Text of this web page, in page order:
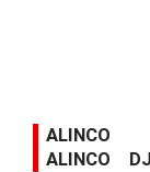
ALINCO
ALINCO